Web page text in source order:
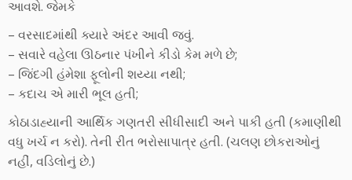
આવશે. જેમકે
– વરસાદમાંથી ક્યારે અંદર આવી જવું.
– સવારે વહેલા ઊઠનાર પંખીને કીડો કેમ મળે છે;
– જિંદગી હંમેશા ફૂલોની શય્યા નથી;
– કદાચ એ મારી ભૂલ હતી;
કોઠાડાહ્યાની આર્થિક ગણતરી સીધીસાદી અને પાકી હતી (કમાણીથી
વધુ ખર્ચ ન કરો). તેની રીત ભરોસાપાત્ર હતી. (ચલણ છોકરાઓનું
નહીં, વડિલોનું છે.)